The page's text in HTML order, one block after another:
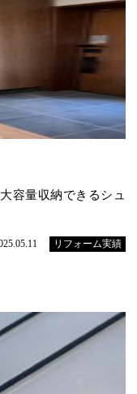
容量収納できるシュ
リフォーム実績